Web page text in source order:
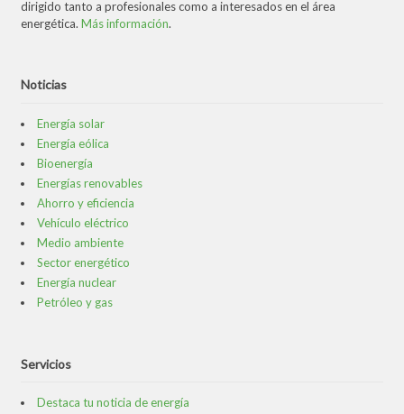
dirigido tanto a profesionales como a interesados en el área
energética. Más información.
Noticias
Energía solar
Energía eólica
Bioenergía
Energías renovables
Ahorro y eficiencia
Vehículo eléctrico
Medio ambiente
Sector energético
Energía nuclear
Petróleo y gas
Servicios
Destaca tu noticia de energía